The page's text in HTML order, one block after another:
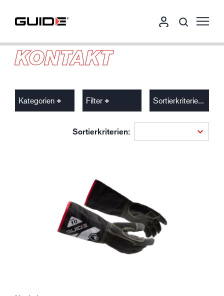
KONTAKT
Kategorien Filter Sortierkriterien
Sortierkriterien: